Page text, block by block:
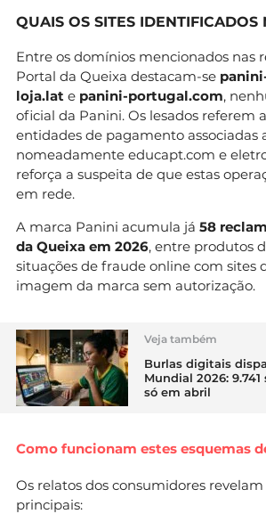
QUAIS OS SITES IDENTIFICADOS
Entre os domínios mencionados nas
Portal da Queixa destacam-se
loja.lat e panini-portugal.com,
oficial da Panini. Os lesados referem
entidades de pagamento associadas
nomeadamente educapt.com e
reforça a suspeita de que estas
em rede.
A marca Panini acumula já 58
da Queixa em 2026, entre produtos
situações de fraude online com sites
imagem da marca sem autorização.
Veja também
Burlas digitais
Mundial 2026:
só em abril
Como funcionam estes esquemas
Os relatos dos consumidores
principais: